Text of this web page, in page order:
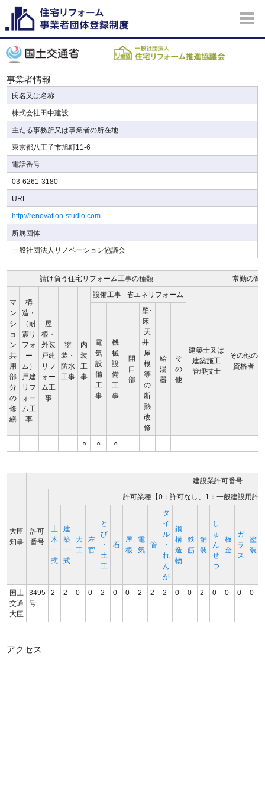
事業者情報
氏名又は名称
株式会社田中建設
主たる事務所又は事業者の所在地
東京都八王子市旭町11-6
電話番号
03-6261-3180
URL
http://renovation-studio.com
所属団体
一般社団法人リノベーション協議会
請け負う住宅リフォーム工事の種類 常勤の資
マ
ン
シ
ョ
ン
共
用
部
分
の
修
繕
構
造・
（耐
震リ
フォ
ー
ム）
戸建
リフ
ォー
ム工
事
屋
根・
外装
戸建
リフ
ォー
ム工
事
塗
装・
防水
工事
内
装
工
事
設備工事 省エネリフォーム
建築士又は
建築施工
管理技士
その他の
資格者
電
気
設
備
工
事
機
械
設
備
工
事
開
口
部
壁･
床･
天
井･
屋
根
等
の
断
熱
改
修
給
湯
器
そ
の
他
- - - - ○ ○ ○ - - - -
建設業許可番号
大臣
知事
許可
番号
許可業種【0：許可なし、1：一般建設用許
土
木
一
式
建
築
一
式
大
工
左
官
と
び
･
土
工
石
屋
根
電
気
管
タ
イ
ル
･
れ
ん
が
鋼
構
造
物
鉄
筋
舗
装
し
ゅ
ん
せ
つ
板
金
ガ
ラ
ス
塗
装
国土
交通
大臣
3495
号
2 2 0 0 2 0 0 2 2 2 0 0 2 0 0 0 0
アクセス